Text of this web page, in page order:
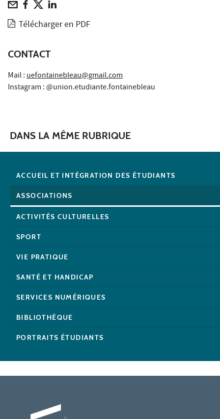
Télécharger en PDF
CONTACT
Mail :uefontainebleau@gmail.com
Instagram : @union.etudiante.fontainebleau
DANS LA MÊME RUBRIQUE
ACCUEIL ET INTÉGRATION DES ÉTUDIANTS
ASSOCIATIONS
ACTIVITÉS CULTURELLES
SPORT
VIE PRATIQUE
SANTÉ ET HANDICAP
SERVICES NUMÉRIQUES
BIBLIOTHÈQUE
PORTRAITS ÉTUDIANTS